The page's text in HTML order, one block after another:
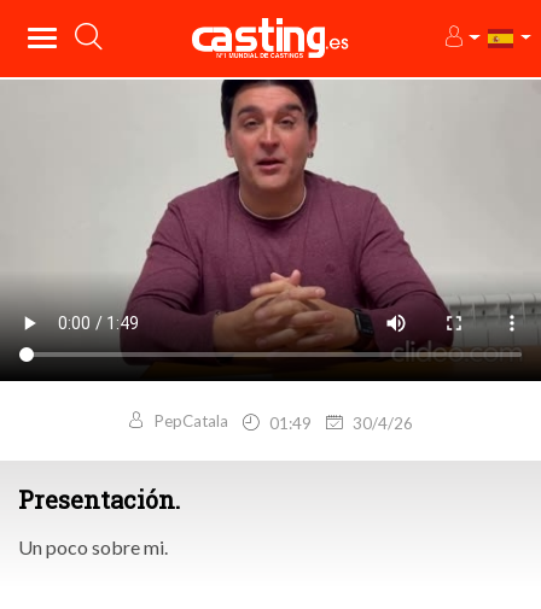
PepCatala 01:49 30/4/26
Presentación.
Un poco sobre mi.